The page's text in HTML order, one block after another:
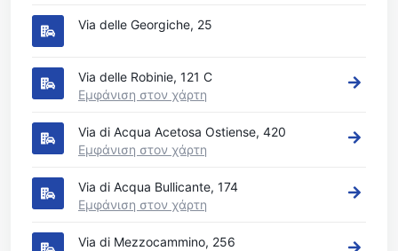
Via delle Georgiche, 25
Via delle Robinie, 121 C
Εμφάνιση στον χάρτη
Via di Acqua Acetosa Ostiense, 420
Εμφάνιση στον χάρτη
Via di Acqua Bullicante, 174
Εμφάνιση στον χάρτη
Via di Mezzocammino, 256